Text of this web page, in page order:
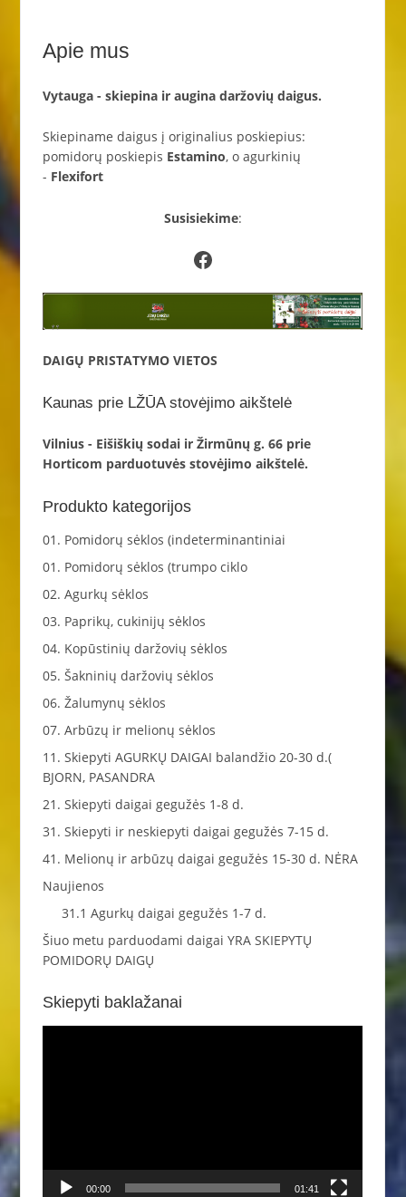
Apie mus
Vytauga - skiepina ir augina daržovių daigus.
Skiepiname daigus į originalius poskiepius:
pomidorų poskiepis Estamino, o agurkinių
- Flexifort
Susisiekime:
Facebook
DAIGŲ PRISTATYMO VIETOS
Kaunas prie LŽŪA stovėjimo aikštelė
Vilnius - Eišiškių sodai ir Žirmūnų g. 66 prie
Horticom parduotuvės stovėjimo aikštelė.
Produkto kategorijos
01. Pomidorų sėklos (indeterminantiniai
01. Pomidorų sėklos (trumpo ciklo
02. Agurkų sėklos
03. Paprikų, cukinijų sėklos
04. Kopūstinių daržovių sėklos
05. Šakninių daržovių sėklos
06. Žalumynų sėklos
07. Arbūzų ir melionų sėklos
11. Skiepyti AGURKŲ DAIGAI balandžio 20-30 d.(
BJORN, PASANDRA
21. Skiepyti daigai gegužės 1-8 d.
31. Skiepyti ir neskiepyti daigai gegužės 7-15 d.
41. Melionų ir arbūzų daigai gegužės 15-30 d. NĖRA
Naujienos
31.1 Agurkų daigai gegužės 1-7 d.
Šiuo metu parduodami daigai YRA SKIEPYTŲ
POMIDORŲ DAIGŲ
Skiepyti baklažanai
00:00 01:41